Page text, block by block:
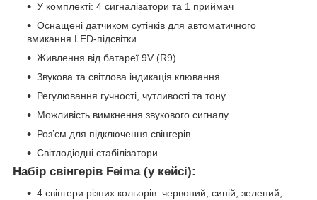
У комплекті: 4 сигналізатори та 1 приймач
Оснащені датчиком сутінків для автоматичного
вмикання LED-підсвітки
Живлення від батареї 9V (R9)
Звукова та світлова індикація клювання
Регулювання гучності, чутливості та тону
Можливість вимкнення звукового сигналу
Роз’єм для підключення свінгерів
Світлодіодні стабілізатори
Набір свінгерів Feima (у кейсі):
4 свінгери різних кольорів: червоний, синій, зелений,